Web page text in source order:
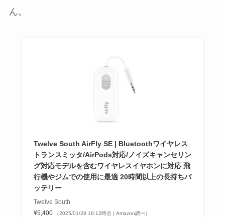
ん。
Twelve South AirFly SE | Bluetoothワイヤレス
トランスミッタ/AirPods対応/ノイズキャンセリン
グ対応モデルを含むワイヤレスイヤホンに対応 飛
行機やジムでの使用に最適 20時間以上の長持ちバ
ッテリー
Twelve South
¥5,400
（2025/01/28 18:12時点 | Amazon調べ）